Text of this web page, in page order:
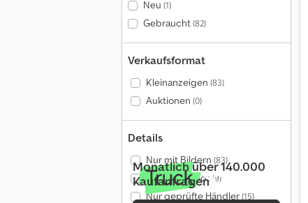
Neu (1)
Gebraucht(82)
Verkaufsformat
Kleinanzeigen (83)
Auktionen (0)
Details
Nur mit Bildern (83)
Nur mit Videos (9)
Nur geprüfte Händler(15)
Monatlich über 140.000
Kaufanfragen